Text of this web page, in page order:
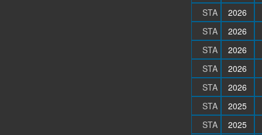
STA
2026
STA
2026
STA
2026
STA
2026
STA
2026
STA
2025
STA
2025